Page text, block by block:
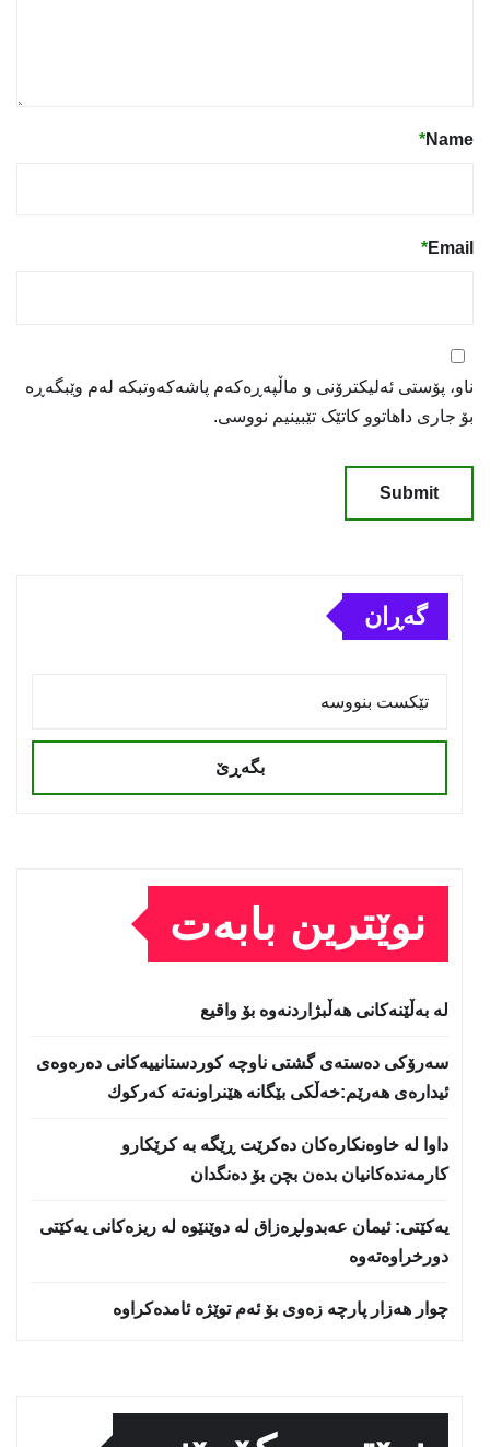
Name
*
Email
*
ناو، پۆستی ئەلیکترۆنی و ماڵپەڕەکەم پاشەکەوتبکە لەم وێبگەڕە
بۆ جاری داهاتوو کاتێک تێبینیم نووسی.
گەڕان
بگەڕێ
نوێترین بابەت
لە بەڵێنەکانی هەڵبژاردنەوە بۆ واقیع
سه‌رۆكی دەستەی گشتی ناوچە كوردستانییەكانی دەرەوەی
ئیدارەی هەرێم:خه‌ڵكی بێگانه‌ هێنراونه‌ته‌ كه‌ركوك
داوا لە خاوەنکارەکان دەکرێت ڕێگە بە کرێکارو
کارمەندەکانیان بدەن بچن بۆ دەنگدان
یه‌كێتی: ئیمان عه‌بدولڕه‌زاق له‌ دوێنێوه‌ له‌ ریزه‌كانی یه‌كێتی
دورخراوه‌ته‌وه‌
چوار هەزار پارچە زەوی بۆ ئەم توێژە ئامدەکراوە